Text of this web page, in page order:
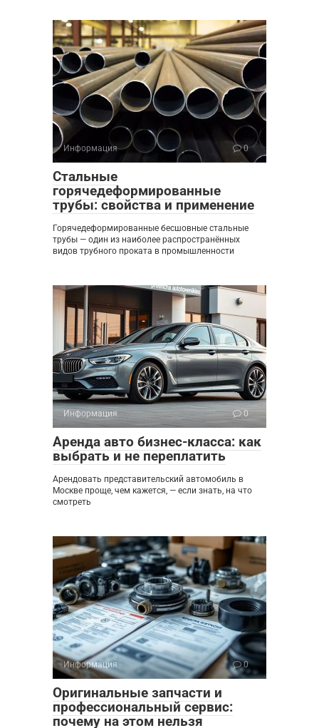
Информация 0
Стальные
горячедеформированные
трубы: свойства и применение
Горячедеформированные бесшовные стальные
трубы — один из наиболее распространённых
видов трубного проката в промышленности
Информация 0
Аренда авто бизнес-класса: как
выбрать и не переплатить
Арендовать представительский автомобиль в
Москве проще, чем кажется, — если знать, на что
смотреть
Информация 0
Оригинальные запчасти и
профессиональный сервис:
почему на этом нельзя